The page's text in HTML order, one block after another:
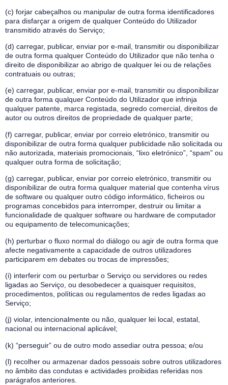
(c) forjar cabeçalhos ou manipular de outra forma identificadores
para disfarçar a origem de qualquer Conteúdo do Utilizador
transmitido através do Serviço;
(d) carregar, publicar, enviar por e-mail, transmitir ou disponibilizar
de outra forma qualquer Conteúdo do Utilizador que não tenha o
direito de disponibilizar ao abrigo de qualquer lei ou de relações
contratuais ou outras;
(e) carregar, publicar, enviar por e-mail, transmitir ou disponibilizar
de outra forma qualquer Conteúdo do Utilizador que infrinja
qualquer patente, marca registada, segredo comercial, direitos de
autor ou outros direitos de propriedade de qualquer parte;
(f) carregar, publicar, enviar por correio eletrónico, transmitir ou
disponibilizar de outra forma qualquer publicidade não solicitada ou
não autorizada, materiais promocionais, “lixo eletrónico”, “spam” ou
qualquer outra forma de solicitação;
(g) carregar, publicar, enviar por correio eletrónico, transmitir ou
disponibilizar de outra forma qualquer material que contenha vírus
de software ou qualquer outro código informático, ficheiros ou
programas concebidos para interromper, destruir ou limitar a
funcionalidade de qualquer software ou hardware de computador
ou equipamento de telecomunicações;
(h) perturbar o fluxo normal do diálogo ou agir de outra forma que
afecte negativamente a capacidade de outros utilizadores
participarem em debates ou trocas de impressões;
(i) interferir com ou perturbar o Serviço ou servidores ou redes
ligadas ao Serviço, ou desobedecer a quaisquer requisitos,
procedimentos, políticas ou regulamentos de redes ligadas ao
Serviço;
(j) violar, intencionalmente ou não, qualquer lei local, estatal,
nacional ou internacional aplicável;
(k) “perseguir” ou de outro modo assediar outra pessoa; e/ou
(l) recolher ou armazenar dados pessoais sobre outros utilizadores
no âmbito das condutas e actividades proibidas referidas nos
parágrafos anteriores.